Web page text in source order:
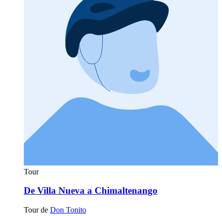
Tour
De Villa Nueva a Chimaltenango
Tour de Don Tonito